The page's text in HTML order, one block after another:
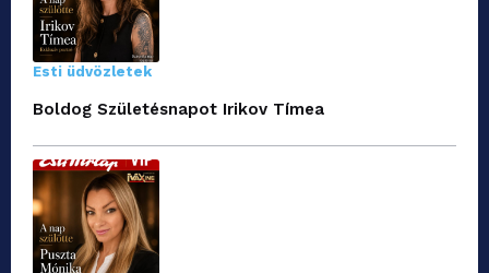
Esti üdvözletek
Boldog Születésnapot Irikov Tímea